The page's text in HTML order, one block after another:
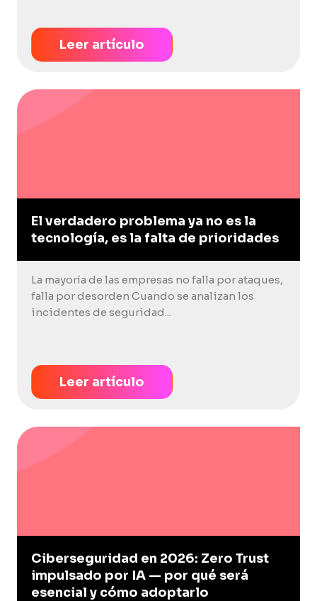
Leer artículo
El verdadero problema ya no es la
tecnología, es la falta de prioridades
La mayoría de las empresas no falla por ataques,
falla por desorden Cuando se analizan los
incidentes de seguridad...
Leer artículo
Ciberseguridad en 2026: Zero Trust
impulsado por IA — por qué será
esencial y cómo adoptarlo